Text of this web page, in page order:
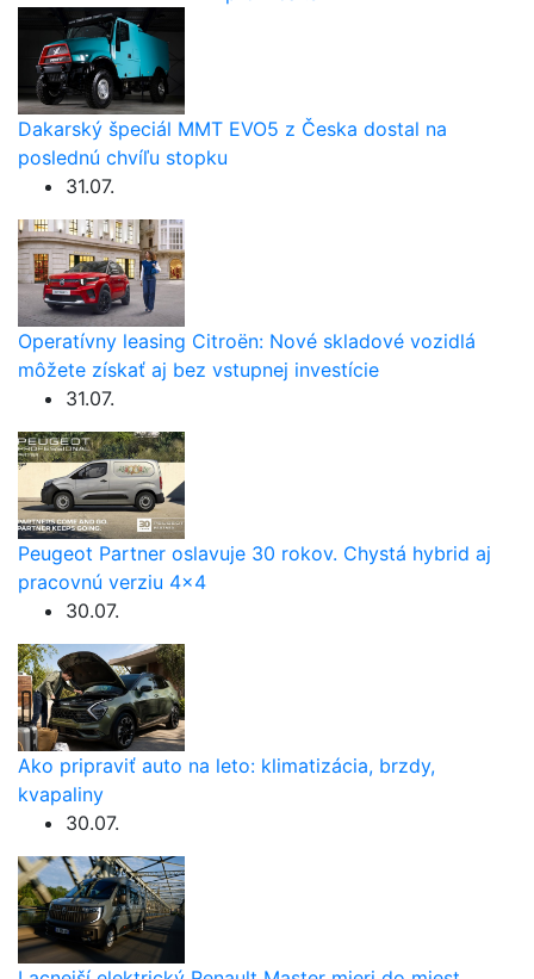
Dakarský špeciál MMT EVO5 z Česka dostal na
poslednú chvíľu stopku
31.07.
Operatívny leasing Citroën: Nové skladové vozidlá
môžete získať aj bez vstupnej investície
31.07.
Peugeot Partner oslavuje 30 rokov. Chystá hybrid aj
pracovnú verziu 4×4
30.07.
Ako pripraviť auto na leto: klimatizácia, brzdy,
kvapaliny
30.07.